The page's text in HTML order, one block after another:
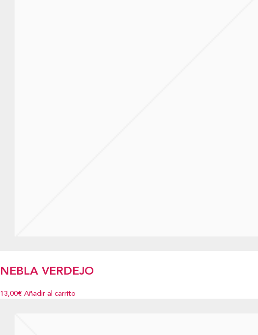
NEBLA VERDEJO
13,00€ Añadir al carrito